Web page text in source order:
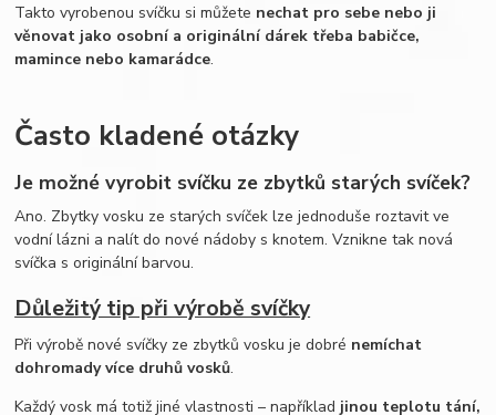
Takto vyrobenou svíčku si můžete nechat pro sebe nebo ji
věnovat jako osobní a originální dárek třeba babičce,
mamince nebo kamarádce.
Často kladené otázky
Je možné vyrobit svíčku ze zbytků starých svíček?
Ano. Zbytky vosku ze starých svíček lze jednoduše roztavit ve
vodní lázni a nalít do nové nádoby s knotem. Vznikne tak nová
svíčka s originální barvou.
Důležitý tip při výrobě svíčky
Při výrobě nové svíčky ze zbytků vosku je dobré nemíchat
dohromady více druhů vosků.
Každý vosk má totiž jiné vlastnosti – například jinou teplotu tání,